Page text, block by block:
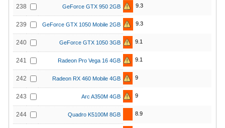
238 GeForce GTX 950 2GB 9.3
239 GeForce GTX 1050 Mobile 2GB 9.3
240 GeForce GTX 1050 3GB 9.1
241 Radeon Pro Vega 16 4GB 9.1
242 Radeon RX 460 Mobile 4GB 9
243 Arc A350M 4GB 9
244 Quadro K5100M 8GB 8.9